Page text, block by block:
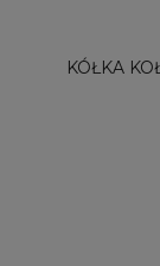
KÓŁKA